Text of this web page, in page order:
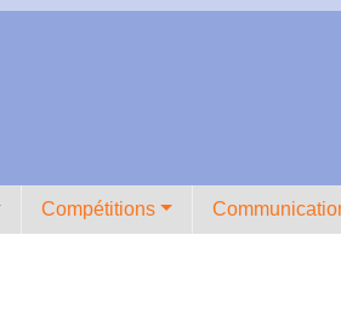
Compétitions